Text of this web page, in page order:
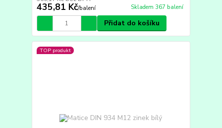
435,81 Kč/balení Skladem 367 balení
Přidat do košíku
TOP produkt